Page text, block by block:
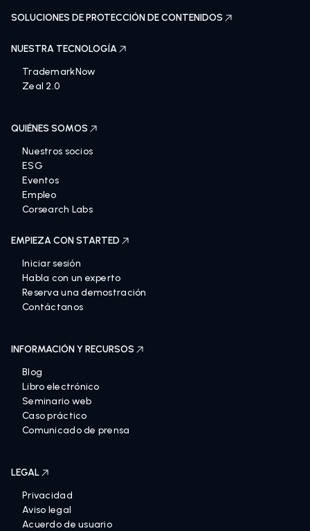
SOLUCIONES DE PROTECCIÓN DE CONTENIDOS
NUESTRA TECNOLOGÍA
TrademarkNow
Zeal 2.0
QUIÉNES SOMOS
Nuestros socios
ESG
Eventos
Empleo
Corsearch Labs
EMPIEZA CON STARTED
Iniciar sesión
Habla con un experto
Reserva una demostración
Contáctanos
INFORMACIÓN Y RECURSOS
Blog
Libro electrónico
Seminario web
Caso práctico
Comunicado de prensa
LEGAL
Privacidad
Aviso legal
Acuerdo de usuario